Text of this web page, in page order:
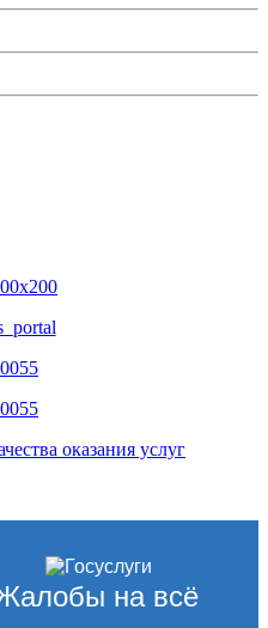
оказания услуг
на всё